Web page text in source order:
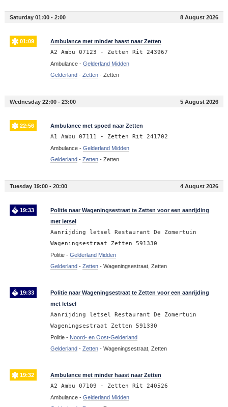
Saturday 01:00 - 2:00 8 August 2026
01:09 Ambulance met minder haast naar Zetten
A2 Ambu 07123 - Zetten Rit 243967
Ambulance - Gelderland Midden
Gelderland- Zetten- Zetten
Wednesday 22:00 - 23:00 5 August 2026
22:56 Ambulance met spoed naar Zetten
A1 Ambu 07111 - Zetten Rit 241702
Ambulance - Gelderland Midden
Gelderland- Zetten- Zetten
Tuesday 19:00 - 20:00 4 August 2026
19:33
Politie naar Wageningsestraat te Zetten voor een aanrijding
met letsel
Aanrijding letsel Restaurant De Zomertuin
Wageningsestraat Zetten 591330
Politie - Gelderland Midden
Gelderland- Zetten- Wageningsestraat, Zetten
19:33
Politie naar Wageningsestraat te Zetten voor een aanrijding
met letsel
Aanrijding letsel Restaurant De Zomertuin
Wageningsestraat Zetten 591330
Politie - Noord- en Oost-Gelderland
Gelderland- Zetten- Wageningsestraat, Zetten
19:32 Ambulance met minder haast naar Zetten
A2 Ambu 07109 - Zetten Rit 240526
Ambulance - Gelderland Midden